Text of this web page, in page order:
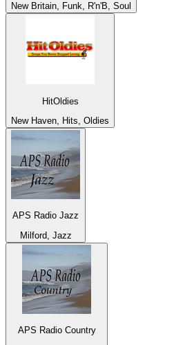
New Britain, Funk, R'n'B, Soul
HitOldies
New Haven, Hits, Oldies
APS Radio Jazz
Milford, Jazz
APS Radio Country